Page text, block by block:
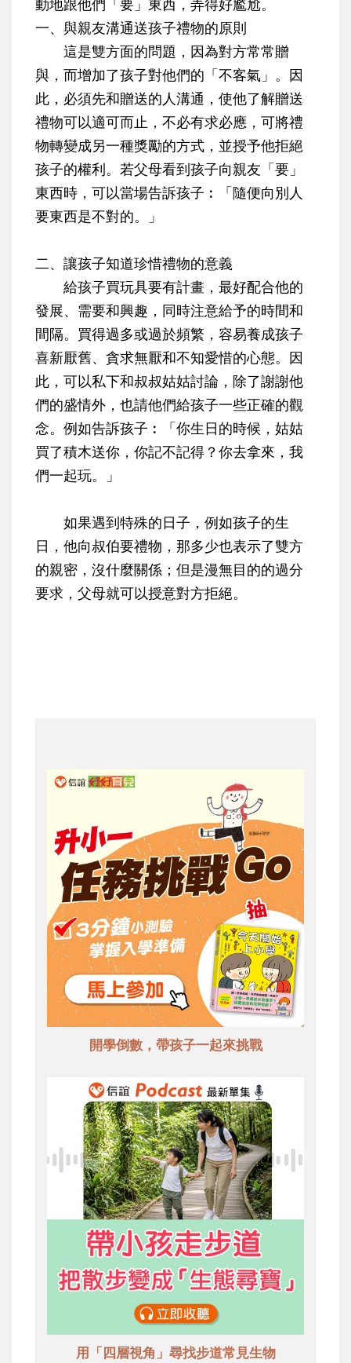
動地跟他們「要」東西，弄得好尷尬。
一、與親友溝通送孩子禮物的原則
這是雙方面的問題，因為對方常常贈
與，而增加了孩子對他們的「不客氣」。因
此，必須先和贈送的人溝通，使他了解贈送
禮物可以適可而止，不必有求必應，可將禮
物轉變成另一種獎勵的方式，並授予他拒絕
孩子的權利。若父母看到孩子向親友「要」
東西時，可以當場告訴孩子︰「隨便向別人
要東西是不對的。」
二、讓孩子知道珍惜禮物的意義
給孩子買玩具要有計畫，最好配合他的
發展、需要和興趣，同時注意給予的時間和
間隔。買得過多或過於頻繁，容易養成孩子
喜新厭舊、貪求無厭和不知愛惜的心態。因
此，可以私下和叔叔姑姑討論，除了謝謝他
們的盛情外，也請他們給孩子一些正確的觀
念。例如告訴孩子︰「你生日的時候，姑姑
買了積木送你，你記不記得？你去拿來，我
們一起玩。」
如果遇到特殊的日子，例如孩子的生
日，他向叔伯要禮物，那多少也表示了雙方
的親密，沒什麼關係；但是漫無目的的過分
要求，父母就可以授意對方拒絕。
開學倒數，帶孩子一起來挑戰
用「四層視角」尋找步道常見生物